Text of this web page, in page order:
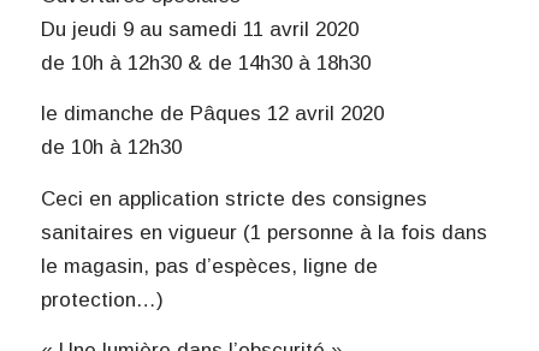
Du jeudi 9 au samedi 11 avril 2020
de 10h à 12h30 & de 14h30 à 18h30
le dimanche de Pâques 12 avril 2020
de 10h à 12h30
Ceci en application stricte des consignes
sanitaires en vigueur (1 personne à la fois dans
le magasin, pas d’espèces, ligne de
protection…)